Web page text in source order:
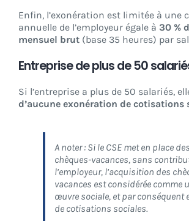
Enfin, l’exonération est limitée à une
annuelle de l’employeur égale à 30 %
mensuel brut (base 35 heures) par
Entreprise de plus de 50
Si l’entreprise a plus de 50 salariés,
d’aucune exonération de cotisations
A noter : Si le CSE met en place des
chèques-vacances, sans
l’employeur, l’acquisition des
vacances est considérée comme
œuvre sociale, et par conséquent
de cotisations sociales.